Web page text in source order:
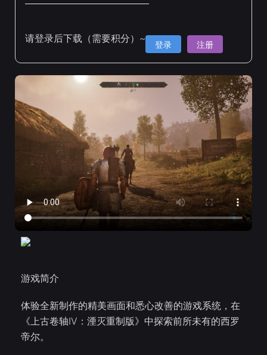
请登录后下载（需要积分）~ 登录 注册
游戏简介
体验全新制作的精美画面和悉心改善的游戏系统，在
《上古卷轴IV：湮灭重制版》中探索前所未有的西罗
帝尔。